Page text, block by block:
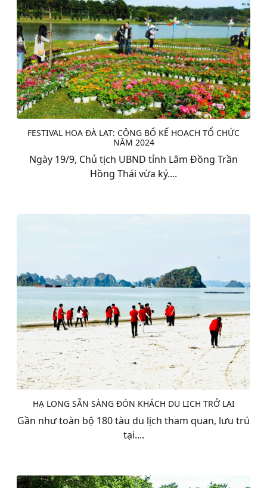
FESTIVAL HOA ĐÀ LẠT: CÔNG BỐ KẾ HOẠCH TỔ CHỨC
NĂM 2024
Ngày 19/9, Chủ tịch UBND tỉnh Lâm Đồng Trần
Hồng Thái vừa ký....
HẠ LONG SẴN SÀNG ĐÓN KHÁCH DU LỊCH TRỞ LẠI
Gần như toàn bộ 180 tàu du lịch tham quan, lưu trú
tại....